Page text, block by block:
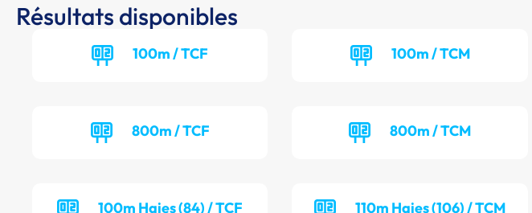
Résultats disponibles
100m / TCF 100m / TCM
800m / TCF 800m / TCM
100m Haies (84) / TCF 110m Haies (106) / TCM